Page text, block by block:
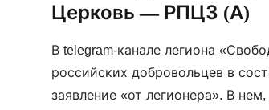
Церковь — РПЦЗ (А)
В telegram-канале легиона
российских добровольцев в
заявление «от легионера». В